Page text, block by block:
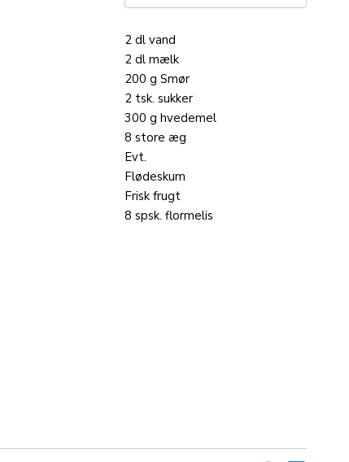
2 dl vand
2 dl mælk
200 g Smør
2 tsk. sukker
300 g hvedemel
8 store æg
Evt.
Flødeskum
Frisk frugt
8 spsk. flormelis